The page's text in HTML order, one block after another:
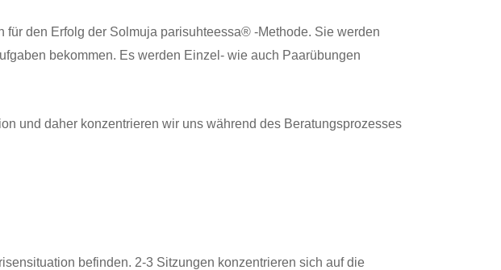
den Erfolg der Solmuja parisuhteessa® -Methode. Sie werden
bekommen. Es werden Einzel- wie auch Paarübungen
und daher konzentrieren wir uns während des Beratungsprozesses
befinden. 2-3 Sitzungen konzentrieren sich auf die